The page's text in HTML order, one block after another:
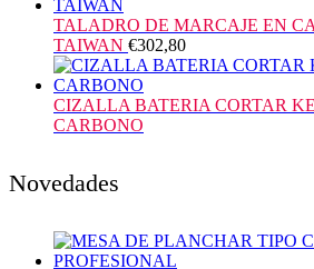
TALADRO DE MARCAJE EN
TAIWAN €302,80
CIZALLA BATERIA CORTAR
CARBONO
Novedades